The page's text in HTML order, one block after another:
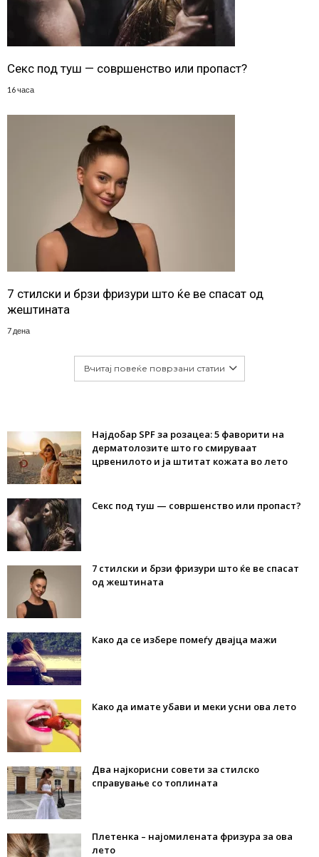
Секс под туш — совршенство или пропаст?
16 часа
7 стилски и брзи фризури што ќе ве спасат од
жештината
7 дена
Вчитај повеќе поврзани статии
Најдобар SPF за розацеа: 5 фаворити на
дерматолозите што го смируваат
црвенилото и ја штитат кожата во лето
Секс под туш — совршенство или пропаст?
7 стилски и брзи фризури што ќе ве спасат
од жештината
Како да се избере помеѓу двајца мажи
Како да имате убави и меки усни ова лето
Два најкорисни совети за стилско
справување со топлината
Плетенка – најомилената фризура за ова
лето